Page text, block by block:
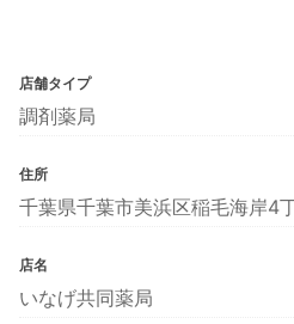
店舗タイプ
調剤薬局
住所
千葉県千葉市美浜区稲毛海岸4
店名
いなげ共同薬局